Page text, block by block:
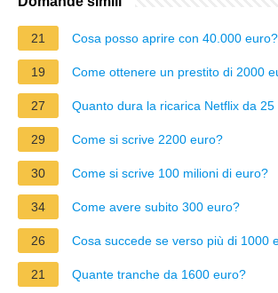
21 Cosa posso aprire con 40.000 euro?
19 Come ottenere un prestito di 2000
27 Quanto dura la ricarica Netflix da 25
29 Come si scrive 2200 euro?
30 Come si scrive 100 milioni di euro?
34 Come avere subito 300 euro?
26 Cosa succede se verso più di 1000
21 Quante tranche da 1600 euro?